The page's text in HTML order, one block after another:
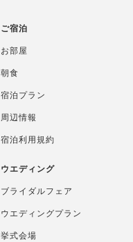
ご宿泊
お部屋
朝食
宿泊プラン
周辺情報
宿泊利用規約
ウエディング
ブライダルフェア
ウエディングプラン
挙式会場